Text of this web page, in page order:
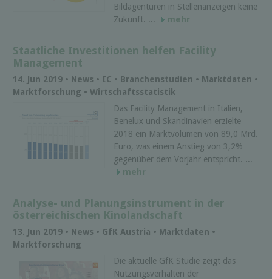
Bildagenturen in Stellenanzeigen keine
Zukunft. ...
mehr
Staatliche Investitionen helfen Facility
Management
14. Jun 2019 • News • IC • Branchenstudien • Marktdaten •
Marktforschung • Wirtschaftsstatistik
Das Facility Management in Italien,
Benelux und Skandinavien erzielte
2018 ein Marktvolumen von 89,0 Mrd.
Euro, was einem Anstieg von 3,2%
gegenüber dem Vorjahr entspricht. ...
mehr
Analyse- und Planungsinstrument in der
österreichischen Kinolandschaft
13. Jun 2019 • News • GfK Austria • Marktdaten •
Marktforschung
Die aktuelle GfK Studie zeigt das
Nutzungsverhalten der